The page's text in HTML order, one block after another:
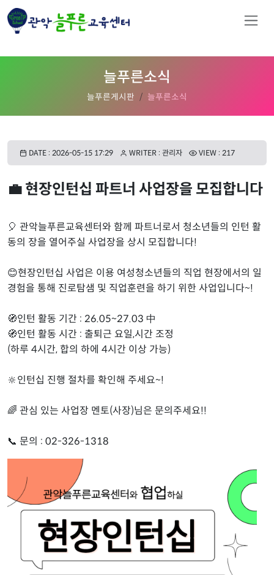
늘푸른소식
늘푸른게시판 늘푸른소식
DATE : 2026-05-15 17:29 WRITER : 관리자 VIEW : 217
💼 현장인턴십 파트너 사업장을 모집합니다
🎈 관악늘푸른교육센터와 함께 파트너로서 청소년들의 인턴 활
동의 장을 열어주실 사업장을 상시 모집합니다!
😊현장인턴십 사업은 이용 여성청소년들의 직업 현장에서의 일
경험을 통해 진로탐샘 및 직업훈련을 하기 위한 사업입니다~!
🧭인턴 활동 기간 : 26.05~27.03 中
🧭인턴 활동 시간 : 출퇴근 요일,시간 조정
(하루 4시간, 합의 하에 4시간 이상 가능)
🔆인턴십 진행 절차를 확인해 주세요~!
🌈 관심 있는 사업장 멘토(사장)님은 문의주세요!!
📞 문의 : 02-326-1318